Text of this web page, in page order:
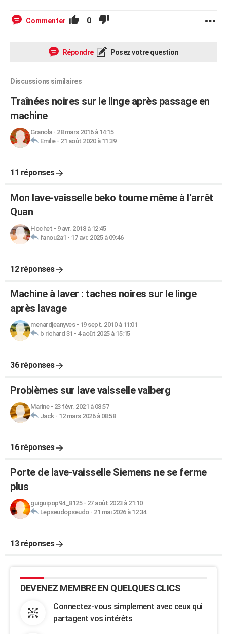
Commenter 0
Répondre Posez votre question
Discussions similaires
Traînées noires sur le linge après passage en
machine
Granola- 28 mars 2016 à 14:15
Emilie- 21 août 2020 à 11:39
11 réponses
Mon lave-vaisselle beko tourne même à l'arrêt
Quan
Hochet - 9 avr. 2018 à 12:45
fanou2a1 - 17 avr. 2025 à 09:46
12 réponses
Machine à laver : taches noires sur le linge
après lavage
menardjeanyves- 19 sept. 2010 à 11:01
b richard 31 - 4 août 2025 à 15:15
36 réponses
Problèmes sur lave vaisselle valberg
Marine- 23 févr. 2021 à 08:57
Jack- 12 mars 2026 à 08:58
16 réponses
Porte de lave-vaisselle Siemens ne se ferme
plus
guiguipop94_8125- 27 août 2023 à 21:10
Lepseudopseudo- 21 mai 2026 à 12:34
13 réponses
DEVENEZ MEMBRE EN QUELQUES CLICS
Connectez-vous simplement avec ceux qui
partagent vos intérêts